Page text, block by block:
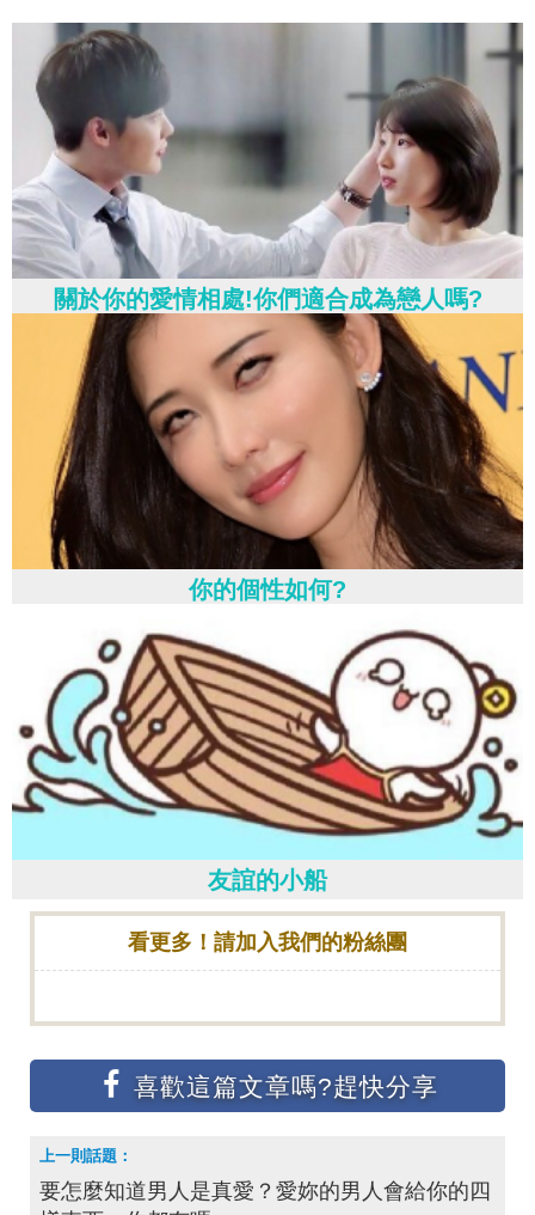
關於你的愛情相處!你們適合成為戀人嗎?
你的個性如何?
友誼的小船
看更多！請加入我們的粉絲團
要怎麼知道男人是真愛？愛妳的男人會給你的四